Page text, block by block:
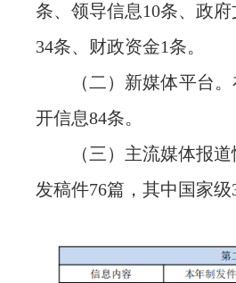
条、领导信息10条、政
34条、财政资金1条。
（二）新媒体平台
开信息84条。
（三）主流媒体报
发稿件76篇，其中国家